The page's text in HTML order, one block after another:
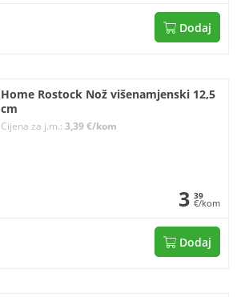
Dodaj
Home Rostock Nož višenamjenski 12,5
cm
Cijena za j.m.:3,39 €/kom
3 39
€/kom
Dodaj